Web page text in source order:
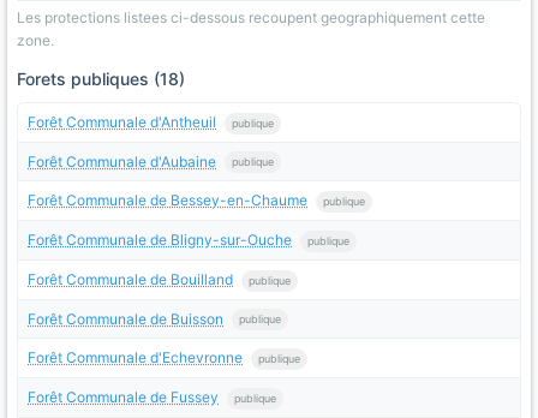
Les protections listees ci-dessous recoupent geographiquement cette
zone.
Forets publiques (18)
Forêt Communale d'Antheuil publique
Forêt Communale d'Aubaine publique
Forêt Communale de Bessey-en-Chaume publique
Forêt Communale de Bligny-sur-Ouche publique
Forêt Communale de Bouilland publique
Forêt Communale de Buisson publique
Forêt Communale d'Echevronne publique
Forêt Communale de Fussey publique